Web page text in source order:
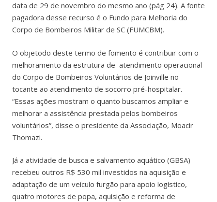
data de 29 de novembro do mesmo ano (pág 24). A fonte
pagadora desse recurso é o Fundo para Melhoria do
Corpo de Bombeiros Militar de SC (FUMCBM).
O objetodo deste termo de fomento é contribuir com o
melhoramento da estrutura de atendimento operacional
do Corpo de Bombeiros Voluntários de Joinville no
tocante ao atendimento de socorro pré-hospitalar.
“Essas ações mostram o quanto buscamos ampliar e
melhorar a assistência prestada pelos bombeiros
voluntários”, disse o presidente da Associação, Moacir
Thomazi.
Já a atividade de busca e salvamento aquático (GBSA)
recebeu outros R$ 530 mil investidos na aquisição e
adaptação de um veículo furgão para apoio logístico,
quatro motores de popa, aquisição e reforma de